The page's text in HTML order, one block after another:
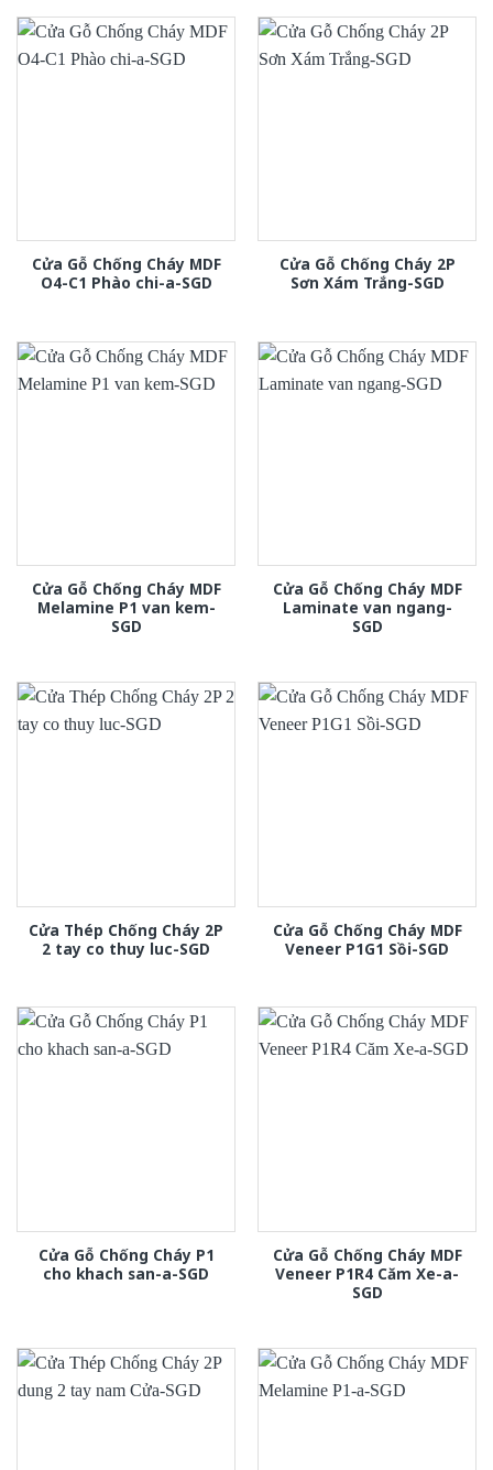
Cửa Gỗ Chống Cháy MDF
O4-C1 Phào chi-a-SGD
Cửa Gỗ Chống Cháy 2P
Sơn Xám Trắng-SGD
Cửa Gỗ Chống Cháy MDF
Melamine P1 van kem-
SGD
Cửa Gỗ Chống Cháy MDF
Laminate van ngang-
SGD
Cửa Thép Chống Cháy 2P
2 tay co thuy luc-SGD
Cửa Gỗ Chống Cháy MDF
Veneer P1G1 Sồi-SGD
Cửa Gỗ Chống Cháy P1
cho khach san-a-SGD
Cửa Gỗ Chống Cháy MDF
Veneer P1R4 Căm Xe-a-
SGD